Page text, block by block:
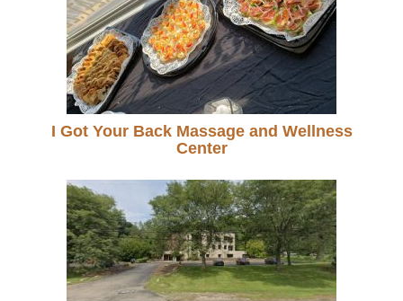
I Got Your Back Massage and Wellness
Center